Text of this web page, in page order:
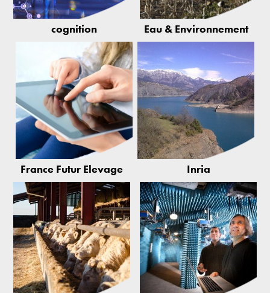
cognition Eau & Environnement
France Futur Élevage Inria